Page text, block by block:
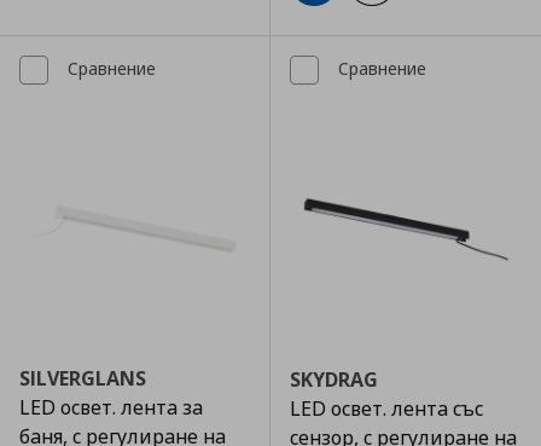
Сравнение
SILVERGLANS
LED освет. лента за
баня, с регулиране на
Сравнение
SKYDRAG
LED освет. лента със
сензор, с регулиране на